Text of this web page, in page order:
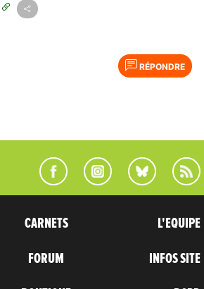
RÉPONDRE
CARNETS
FORUM
L'EQUIPE
INFOS SITE